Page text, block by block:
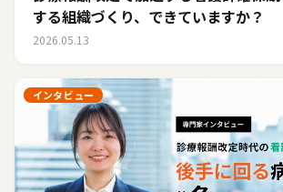
する組織づくり、できていますか？
2026.05.13
インタビュー